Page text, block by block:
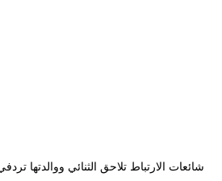
شائعات الارتباط تلاحق الثنائي ووالدتها